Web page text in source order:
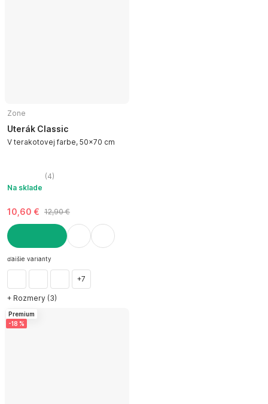
Zone
Uterák Classic
V terakotovej farbe, 50x70 cm
(4)
Na sklade
10,60 € 12,90 €
DO KOŠÍKA
ďalšie varianty
+7
+ Rozmery (3)
Premium
-18 %